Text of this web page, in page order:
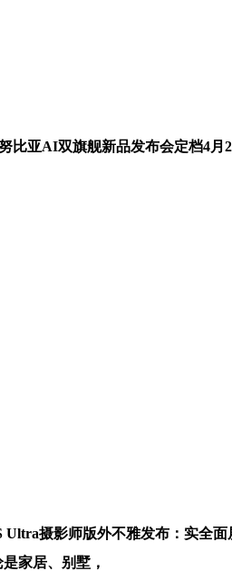
比亚AI双旗舰新品发布会定档4月
摄影师版外不雅发布：实全
家居、别墅，